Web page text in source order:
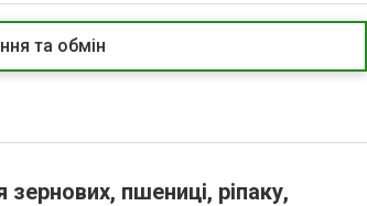
та обмін
пшениці, ріпаку,